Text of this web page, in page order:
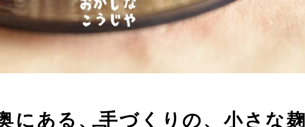
にある、手づくりの、小さな麹